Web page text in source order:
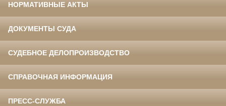
НОРМАТИВНЫЕ АКТЫ
ДОКУМЕНТЫ СУДА
СУДЕБНОЕ ДЕЛОПРОИЗВОДСТВО
СПРАВОЧНАЯ ИНФОРМАЦИЯ
ПРЕСС-СЛУЖБА